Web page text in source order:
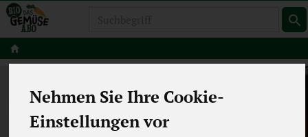
Nehmen Sie Ihre Cookie-
Einstellungen vor